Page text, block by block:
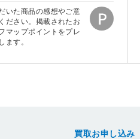
いた商品の感想やご意
ださい。掲載されたお
マップポイントをプレ
ます。
買取お申し込み